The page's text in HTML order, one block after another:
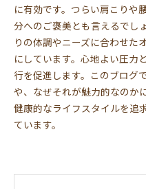
に有効です。つらい肩こりや
分へのご褒美とも言えるでし
りの体調やニーズに合わせた
にしています。心地よい圧力
行を促進します。このブログ
や、なぜそれが魅力的なのか
健康的なライフスタイルを追
ています。